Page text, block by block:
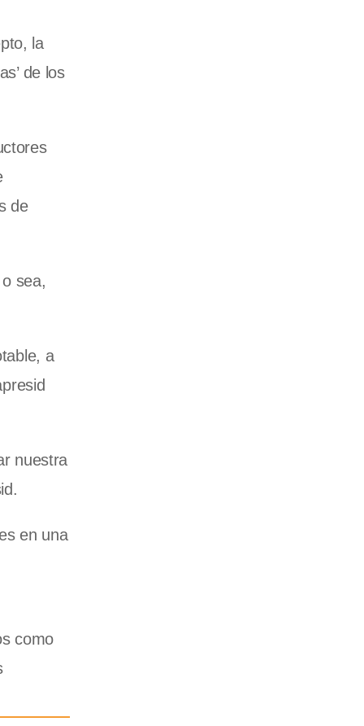
la
de los
de
sea,
a
nuestra
en una
como